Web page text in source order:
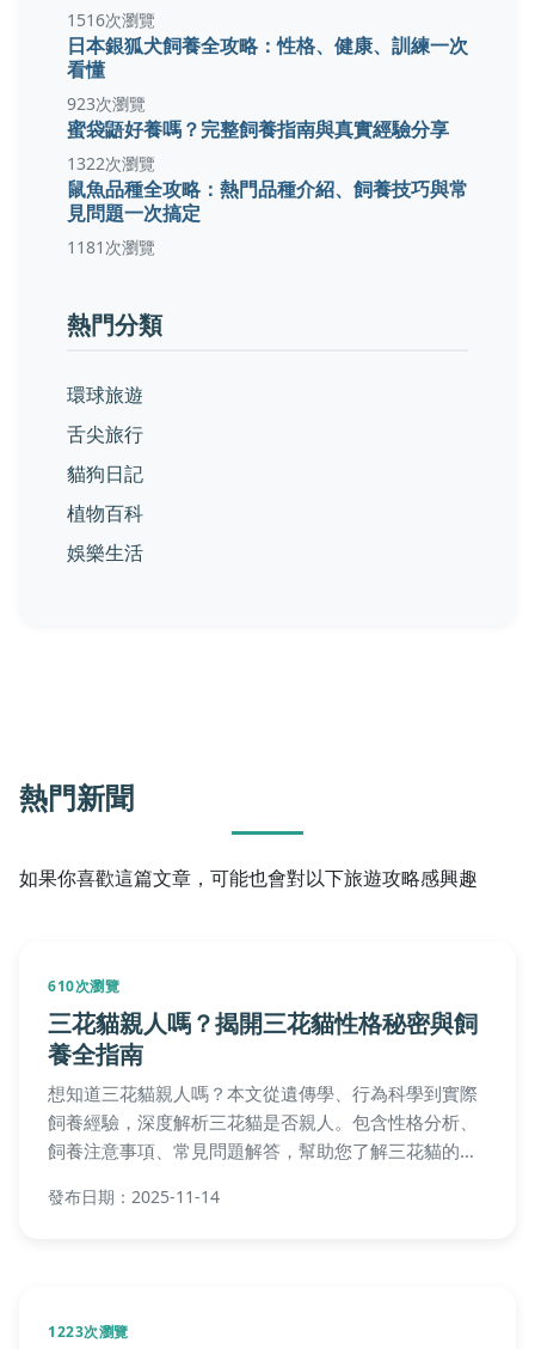
1516次瀏覽
日本銀狐犬飼養全攻略：性格、健康、訓練一次
看懂
923次瀏覽
蜜袋鼯好養嗎？完整飼養指南與真實經驗分享
1322次瀏覽
鼠魚品種全攻略：熱門品種介紹、飼養技巧與常
見問題一次搞定
1181次瀏覽
熱門分類
環球旅遊
舌尖旅行
貓狗日記
植物百科
娛樂生活
熱門新聞
如果你喜歡這篇文章，可能也會對以下旅遊攻略感興趣
610次瀏覽
三花貓親人嗎？揭開三花貓性格秘密與飼
養全指南
想知道三花貓親人嗎？本文從遺傳學、行為科學到實際
飼養經驗，深度解析三花貓是否親人。包含性格分析、
飼養注意事項、常見問題解答，幫助您了解三花貓的優
三花貓建立親密關係。
發布日期：2025-11-14
1223次瀏覽